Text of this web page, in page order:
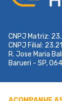
CNPJ Matriz:
CNPJ Filial:
R. Jose Maria
Barueri - SP,